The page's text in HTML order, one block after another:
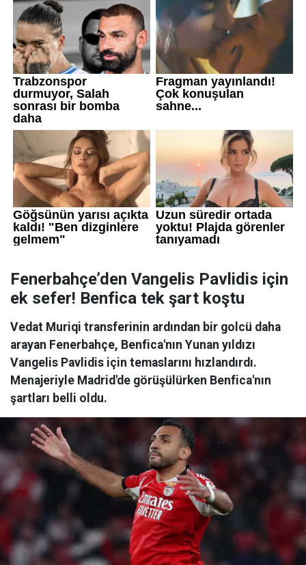
Fenerbahçe’den Vangelis Pavlidis için
ek sefer! Benfica tek şart koştu
Vedat Muriqi transferinin ardından bir golcü daha
arayan Fenerbahçe, Benfica'nın Yunan yıldızı
Vangelis Pavlidis için temaslarını hızlandırdı.
Menajeriyle Madrid'de görüşülürken Benfica'nın
şartları belli oldu.